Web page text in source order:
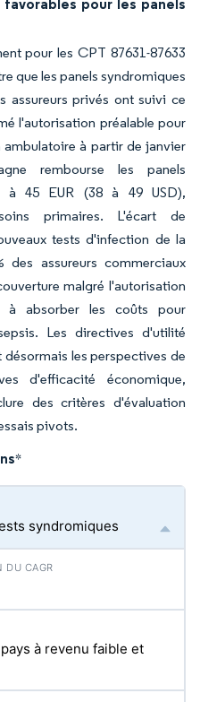
pour les panels
pour les CPT 87631-87633
que les panels syndromiques
assureurs privés ont suivi ce
l'autorisation préalable pour
ambulatoire à partir de janvier
rembourse les panels
à 45 EUR (38 à 49 USD),
primaires. L'écart de
tests d'infection de la
assureurs commerciaux
malgré l'autorisation
à absorber les coûts pour
Les directives d'utilité
les perspectives de
d'efficacité économique,
des critères d'évaluation
pivots.
*
syndromiques
à revenu faible et